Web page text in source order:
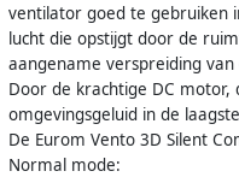
ventilator goed te gebruiken
lucht die opstijgt door de
aangename verspreiding
Door de krachtige DC
omgevingsgeluid in de
De Eurom Vento 3D Silent
Normal mode: